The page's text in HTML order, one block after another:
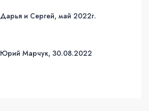
Дарья и Сергей, май 2022г.
Юрий Марчук, 30.08.2022